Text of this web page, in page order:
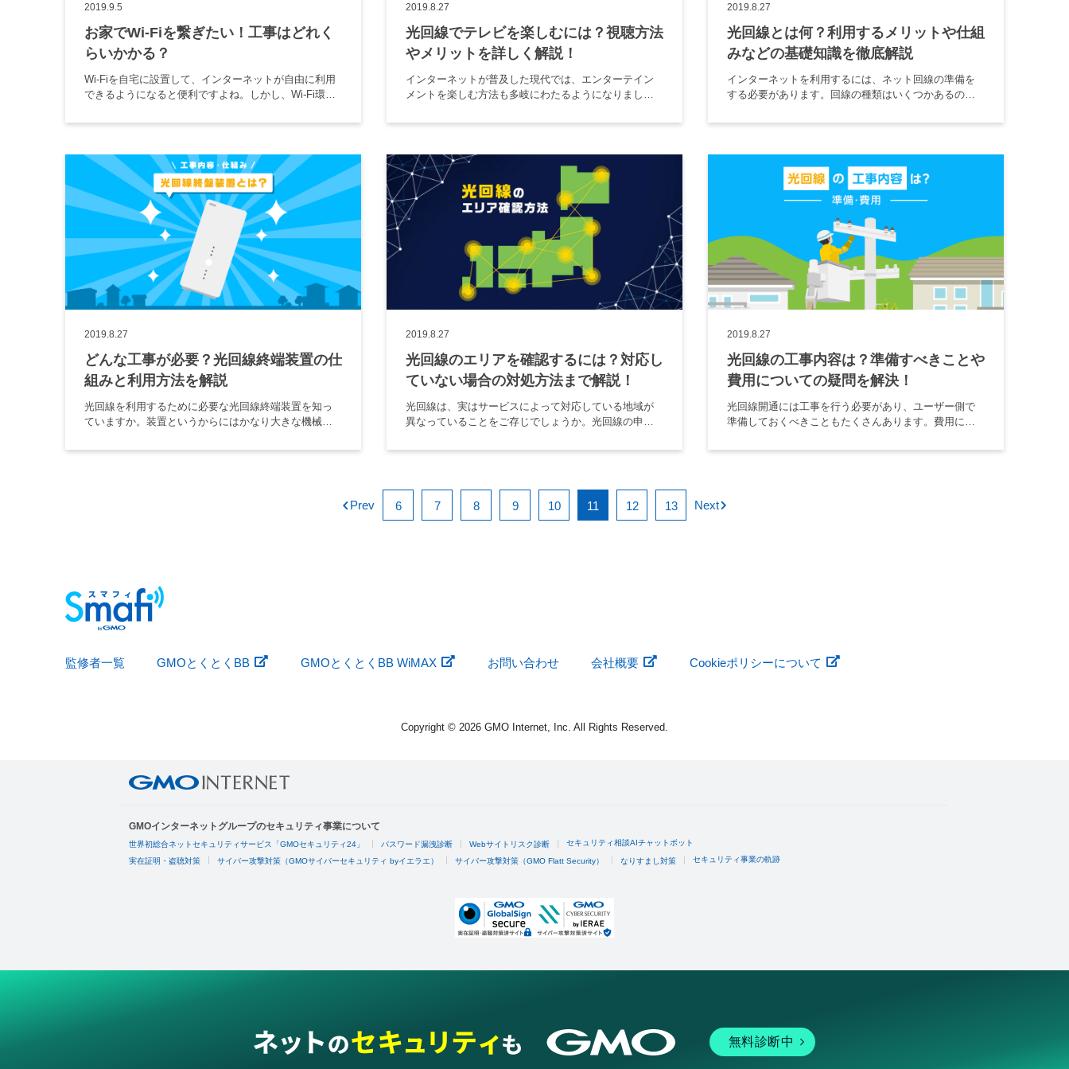
2019.9.5
お家でWi-Fiを繋ぎたい！工事はどれく
らいかかる？
Wi-Fiを自宅に設置して、インターネットが自由に利用
できるようになると便利ですよね。しかし、Wi-Fi環境
も多いでしょう。利用にはまず工事が必要なケースが
2019.8.27
光回線でテレビを楽しむには？視聴方法
やメリットを詳しく解説！
インターネットが普及した現代では、エンターテイン
メントを楽しむ方法も多岐にわたるようになりまし
まなチャンネルがあります。 従来はテレビを見るのに
2019.8.27
光回線とは何？利用するメリットや仕組
みなどの基礎知識を徹底解説
インターネットを利用するには、ネット回線の準備を
する必要があります。回線の種類はいくつかあるので
ています。それは、光回線ならではのメリットがたく
2019.8.27
どんな工事が必要？光回線終端装置の仕
組みと利用方法を解説
光回線を利用するために必要な光回線終端装置を知っ
ていますか。装置というからにはかなり大きな機械で
せん。そのために光回線の導入をためらっているとし
2019.8.27
光回線のエリアを確認するには？対応し
ていない場合の対処方法まで解説！
光回線は、実はサービスによって対応している地域が
異なっていることをご存じでしょうか。光回線の申し
が申し込みをする光回線に対応しているかどうかを事
2019.8.27
光回線の工事内容は？準備すべきことや
費用についての疑問を解決！
光回線開通には工事を行う必要があり、ユーザー側で
準備しておくべきこともたくさんあります。費用につ
なりがちです。この記事では、光回線工事の準備や費
Prev 6 7 8 9 10 11 12 13 Next
監修者一覧 GMOとくとくBB GMOとくとくBB WiMAX お問い合わせ 会社概要 Cookieポリシーについて
Copyright © 2026 GMO Internet, Inc. All Rights Reserved.
GMOインターネットグループのセキュリティ事業について
世界初総合ネットセキュリティサービス「GMOセキュリティ24」 パスワード漏洩診断 Webサイトリスク診断 セキュリティ相談AIチャットボット
実在証明・盗聴対策 サイバー攻撃対策（GMOサイバーセキュリティ byイエラエ） サイバー攻撃対策（GMO Flatt Security） なりすまし対策 セキュリティ事業の軌跡
無料診断中